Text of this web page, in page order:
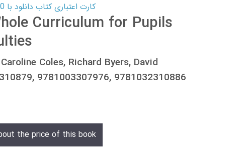
کارت اعتباری کتاب دانلود با 10,000,000 اعتبار دانلود کتاب! کلیک کنید
Curriculum for Pupils
Coles, Richard Byers, David
9781003307976, 9781032310886
the price of this book